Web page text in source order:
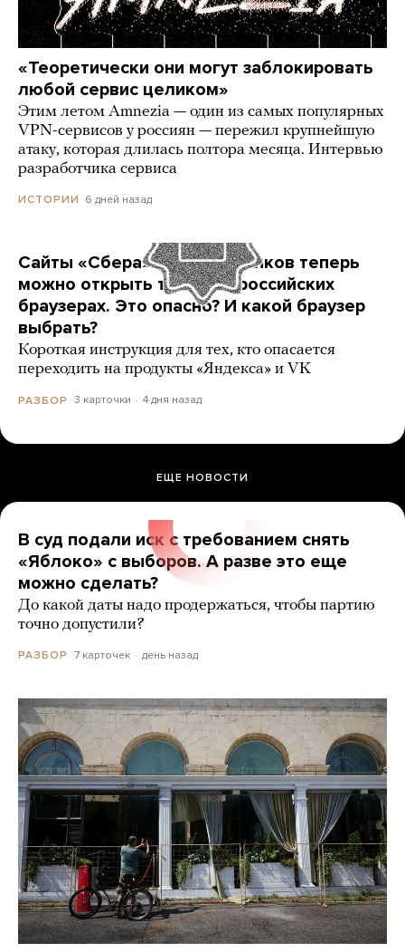
«Теоретически они могут заблокировать
любой сервис целиком»
Этим летом Amnezia — один из самых популярных
VPN-сервисов у россиян — пережил крупнейшую
атаку, которая длилась полтора месяца. Интервью
разработчика сервиса
ИСТОРИИ 6 дней назад
Сайты «Сбера» и других банков теперь
можно открыть только в российских
браузерах. Это опасно? И какой браузер
выбрать?
Короткая инструкция для тех, кто опасается
переходить на продукты «Яндекса» и VK
РАЗБОР 3 карточки 4 дня назад
ЕЩЕ НОВОСТИ
В суд подали иск с требованием снять
«Яблоко» с выборов. А разве это еще
можно сделать?
До какой даты надо продержаться, чтобы партию
точно допустили?
РАЗБОР 7 карточек день назад